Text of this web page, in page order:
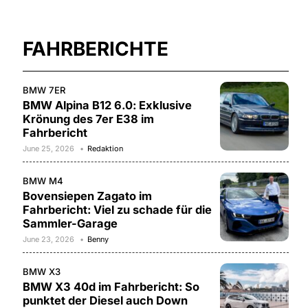
FAHRBERICHTE
BMW 7ER
BMW Alpina B12 6.0: Exklusive
Krönung des 7er E38 im
Fahrbericht
June 25, 2026 Redaktion
BMW M4
Bovensiepen Zagato im
Fahrbericht: Viel zu schade für die
Sammler-Garage
June 23, 2026 Benny
BMW X3
BMW X3 40d im Fahrbericht: So
punktet der Diesel auch Down